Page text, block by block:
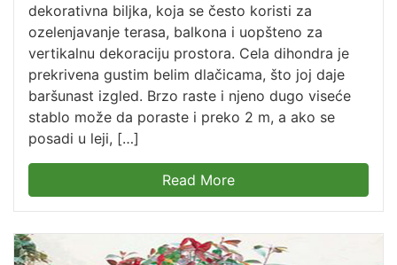
dekorativna biljka, koja se često koristi za
ozelenjavanje terasa, balkona i uopšteno za
vertikalnu dekoraciju prostora. Cela dihondra je
prekrivena gustim belim dlačicama, što joj daje
baršunast izgled. Brzo raste i njeno dugo viseće
stablo može da poraste i preko 2 m, a ako se
posadi u leji, […]
Read More